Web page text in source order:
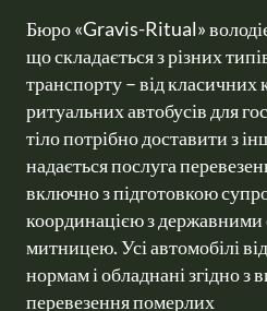
Бюро «Gravis-Ritual»
що складається з різних
транспорту – від класичних
ритуальних автобусів для
тіло потрібно доставити з
надається послуга
включно з підготовкою
координацією з
митницею. Усі автомобілі
нормам і обладнані згідно з
перевезення померлих